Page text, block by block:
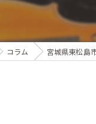
コラム 宮城県東松島